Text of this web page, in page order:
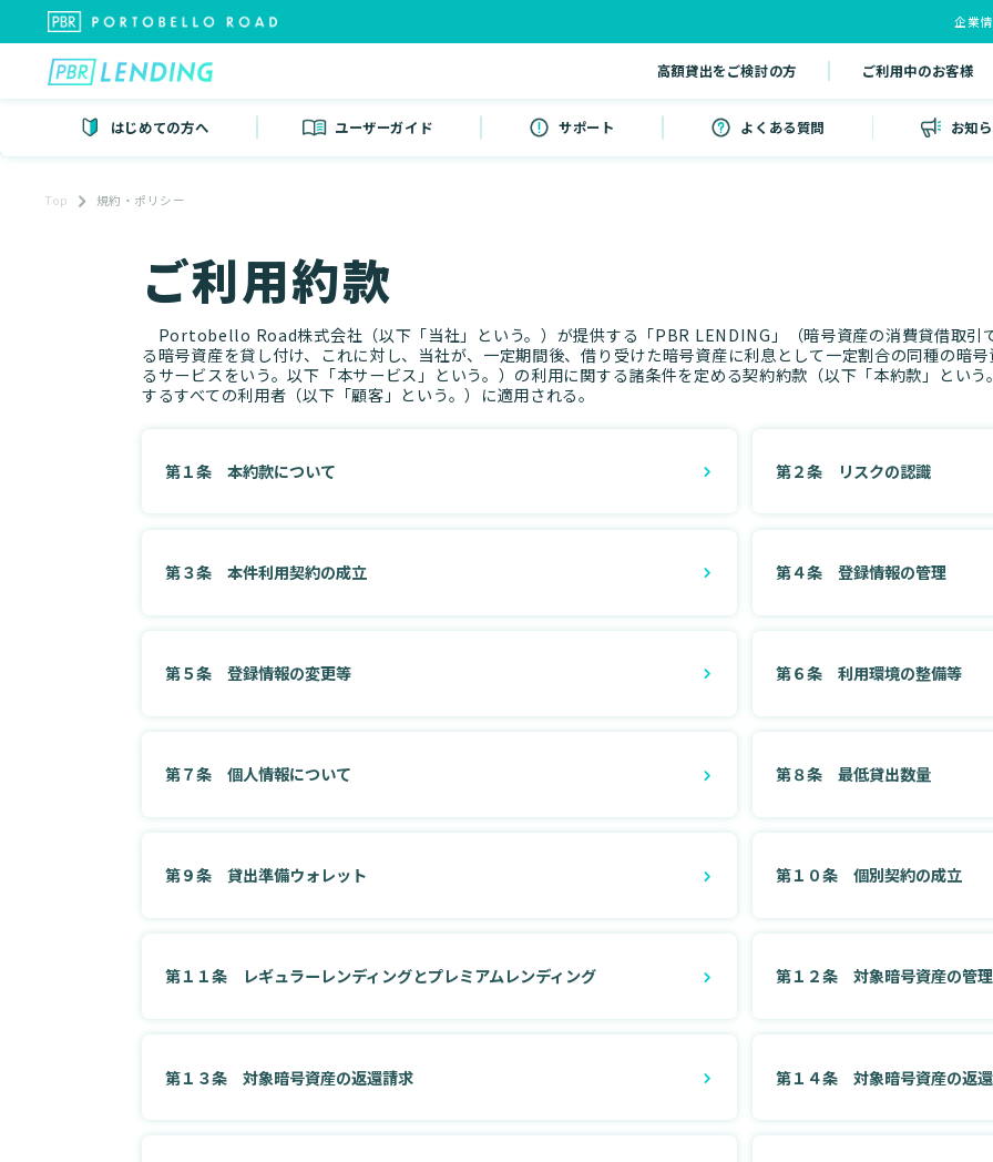
企業
高額貸出をご検討の方 ご利用中のお客様
はじめての方へ ユーザーガイド サポート よくある質問 お知
Top 規約・ポリシー
ご利用約款
Portobello Road株式会社（以下「当社」という。）が提供する「PBR LENDING」（暗号資産の消費貸借取引
る暗号資産を貸し付け、これに対し、当社が、一定期間後、借り受けた暗号資産に利息として一定割合の同種の暗
るサービスをいう。以下「本サービス」という。）の利用に関する諸条件を定める契約約款（以下「本約款」とい
するすべての利用者（以下「顧客」という。）に適用される。
第１条 本約款について 第２条 リスクの認識
第３条 本件利用契約の成立 第４条 登録情報の管理
第５条 登録情報の変更等 第６条 利用環境の整備等
第７条 個人情報について 第８条 最低貸出数量
第９条 貸出準備ウォレット 第１０条 個別契約の成立
第１１条 レギュラーレンディングとプレミアムレンディング 第１２条 対象暗号資産の管
第１３条 対象暗号資産の返還請求 第１４条 対象暗号資産の返